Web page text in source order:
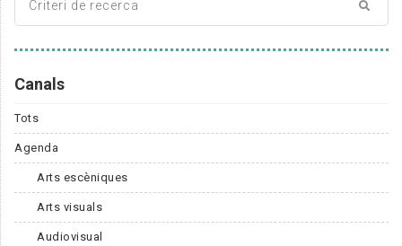
Canals
Tots
Agenda
Arts escèniques
Arts visuals
Audiovisual